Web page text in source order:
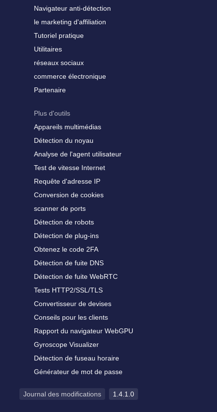
Navigateur anti-détection
le marketing d'affiliation
Tutoriel pratique
Utilitaires
réseaux sociaux
commerce électronique
Partenaire
Plus d'outils
Appareils multimédias
Détection du noyau
Analyse de l'agent utilisateur
Test de vitesse Internet
Requête d'adresse IP
Conversion de cookies
scanner de ports
Détection de robots
Détection de plug-ins
Obtenez le code 2FA
Détection de fuite DNS
Détection de fuite WebRTC
Tests HTTP2/SSL/TLS
Convertisseur de devises
Conseils pour les clients
Rapport du navigateur WebGPU
Gyroscope Visualizer
Détection de fuseau horaire
Générateur de mot de passe
Journal des modifications 1.4.1.0